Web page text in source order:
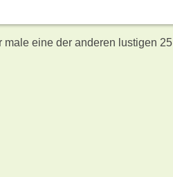
male eine der anderen lustigen 25